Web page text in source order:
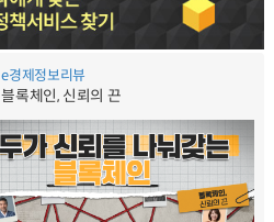
e경제정보리뷰
블록체인, 신뢰의 끈